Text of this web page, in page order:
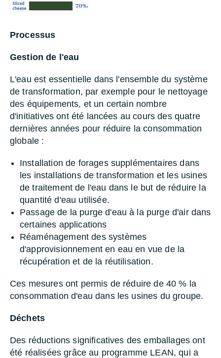
Processus
Gestion de l'eau
L'eau est essentielle dans l'ensemble du système
de transformation, par exemple pour le nettoyage
des équipements, et un certain nombre
d'initiatives ont été lancées au cours des quatre
dernières années pour réduire la consommation
globale :
Installation de forages supplémentaires dans
les installations de transformation et les usines
de traitement de l'eau dans le but de réduire la
quantité d'eau utilisée.
Passage de la purge d'eau à la purge d'air dans
certaines applications
Réaménagement des systèmes
d'approvisionnement en eau en vue de la
récupération et de la réutilisation.
Ces mesures ont permis de réduire de 40 % la
consommation d'eau dans les usines du groupe.
Déchets
Des réductions significatives des emballages ont
été réalisées grâce au programme LEAN, qui a